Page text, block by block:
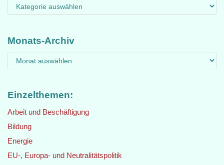
Monats-Archiv
Einzelthemen:
Arbeit und Beschäftigung
Bildung
Energie
EU-, Europa- und Neutralitätspolitik